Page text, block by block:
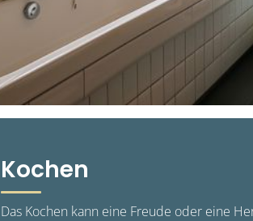
Kochen
Das Kochen kann eine Freude oder eine